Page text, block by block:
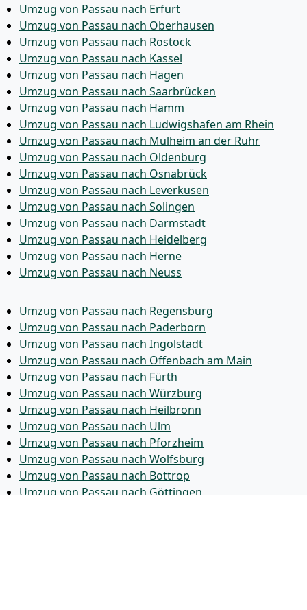
Umzug von Passau nach Erfurt
Umzug von Passau nach Oberhausen
Umzug von Passau nach Rostock
Umzug von Passau nach Kassel
Umzug von Passau nach Hagen
Umzug von Passau nach Saarbrücken
Umzug von Passau nach Hamm
Umzug von Passau nach Ludwigshafen am Rhein
Umzug von Passau nach Mülheim an der Ruhr
Umzug von Passau nach Oldenburg
Umzug von Passau nach Osnabrück
Umzug von Passau nach Leverkusen
Umzug von Passau nach Solingen
Umzug von Passau nach Darmstadt
Umzug von Passau nach Heidelberg
Umzug von Passau nach Herne
Umzug von Passau nach Neuss
Umzug von Passau nach Regensburg
Umzug von Passau nach Paderborn
Umzug von Passau nach Ingolstadt
Umzug von Passau nach Offenbach am Main
Umzug von Passau nach Fürth
Umzug von Passau nach Würzburg
Umzug von Passau nach Heilbronn
Umzug von Passau nach Ulm
Umzug von Passau nach Pforzheim
Umzug von Passau nach Wolfsburg
Umzug von Passau nach Bottrop
Umzug von Passau nach Göttingen